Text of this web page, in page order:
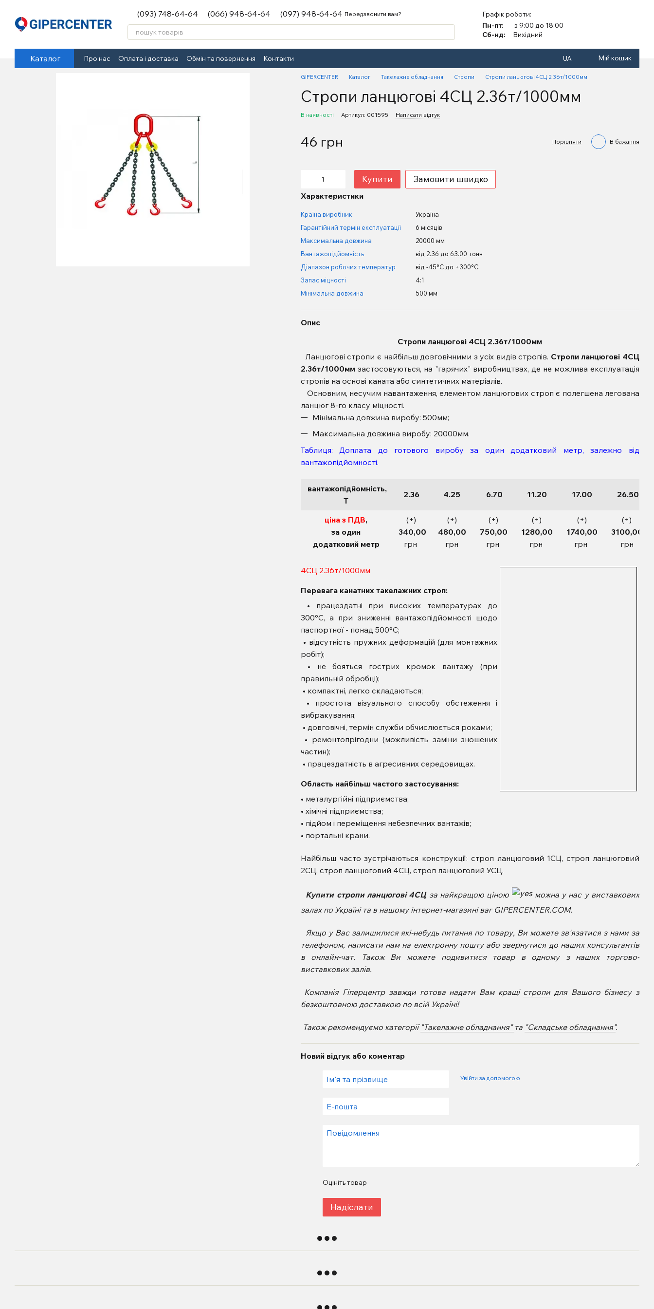
(093) 748-64-64 (066) 948-64-64 (097) 948-64-64 Передзвонити вам?
Графік роботи:
Пн-пт:
з 9:00 до 18:00
Сб-нд:
Вихідний
Каталог Про нас Оплата і доставка Обмін та повернення Контакти UA Мій кошик
GIPERCENTER Каталог Такелажне обладнання Стропи Стропи ланцюгові 4СЦ 2.36т/1000мм
Стропи ланцюгові 4СЦ 2.36т/1000мм
В наявності Артикул: 001595 Написати відгук
46 грн Порівняти В бажання
Купити Замовити швидко
Характеристики
Країна виробник
Україна
Гарантійний термін експлуатації
6 місяців
Максимальна довжина
20000 мм
Вантажопідйомність
від 2.36 до 63.00 тонн
Діапазон робочих температур
від -45°С до +300°С
Запас міцності
4:1
Мінімальна довжина
500 мм
Опис
Стропи ланцюгові 4СЦ 2.36т/1000мм
Ланцюгові стропи є найбільш довговічними з усіх видів стропів. Стропи ланцюгові 4СЦ
2.36т/1000ммзастосовуються, на "гарячих" виробництвах, де не можлива експлуатація
стропів на основі каната або синтетичних матеріалів.
Основним, несучим навантаження, елементом ланцюгових строп є полегшена легована
ланцюг 8-го класу міцності.
Мінімальна довжина виробу: 500мм;
Максимальна довжина виробу: 20000мм.
Таблиця: Доплата до готового виробу за один додатковий метр, залежно від
вантажопідйомності.
вантажопідйомність,
Т
2.36 4.25 6.70 11.20 17.00 26.50
ціна з ПДВ,
за один
додатковий метр
(+)
340,00
грн
(+)
480,00
грн
(+)
750,00
грн
(+)
1280,00
грн
(+)
1740,00
грн
(+)
3100,00
грн
4СЦ 2.36т/1000мм
Перевага канатних такелажних строп:
• працездатні при високих температурах до
300°С, а при зниженні вантажопідйомності щодо
паспортної - понад 500°С;
• відсутність пружних деформацій (для монтажних
робіт);
• не бояться гострих кромок вантажу (при
правильній обробці);
• компактні, легко складаються;
• простота візуального способу обстеження і
вибракування;
• довговічні, термін служби обчислюється роками;
• ремонтопрігодни (можливість заміни зношених
частин);
• працездатність в агресивних середовищах.
Область найбільш частого застосування:
• металургійні підприємства;
• хімічні підприємства;
• підйом і переміщення небезпечних вантажів;
• портальні крани.
Найбільш часто зустрічаються конструкції: строп ланцюговий 1СЦ, строп ланцюговий
2СЦ, строп ланцюговий 4СЦ, строп ланцюговий УСЦ.
Купити стропи ланцюгові 4СЦ за найкращою ціною
можна у нас у виставкових
залах по Україні та в нашому інтернет-магазині ваг GIPERCENTER.COM.
Якщо у Вас залишилися які-небудь питання по товару, Ви можете зв'язатися з нами за
телефоном, написати нам на електронну пошту або звернутися до наших консультантів
в онлайн-чат. Також Ви можете подивитися товар в одному з наших торгово-
виставкових залів.
Компанія Гіперцентр завжди готова надати Вам кращі стропи для Вашого бізнесу з
безкоштовною доставкою по всій Україні!
Також рекомендуємо категорії "Такелажне обладнання" та "Складське обладнання".
Новий відгук або коментар
Увійти за допомогою
Оцініть товар
Надіслати